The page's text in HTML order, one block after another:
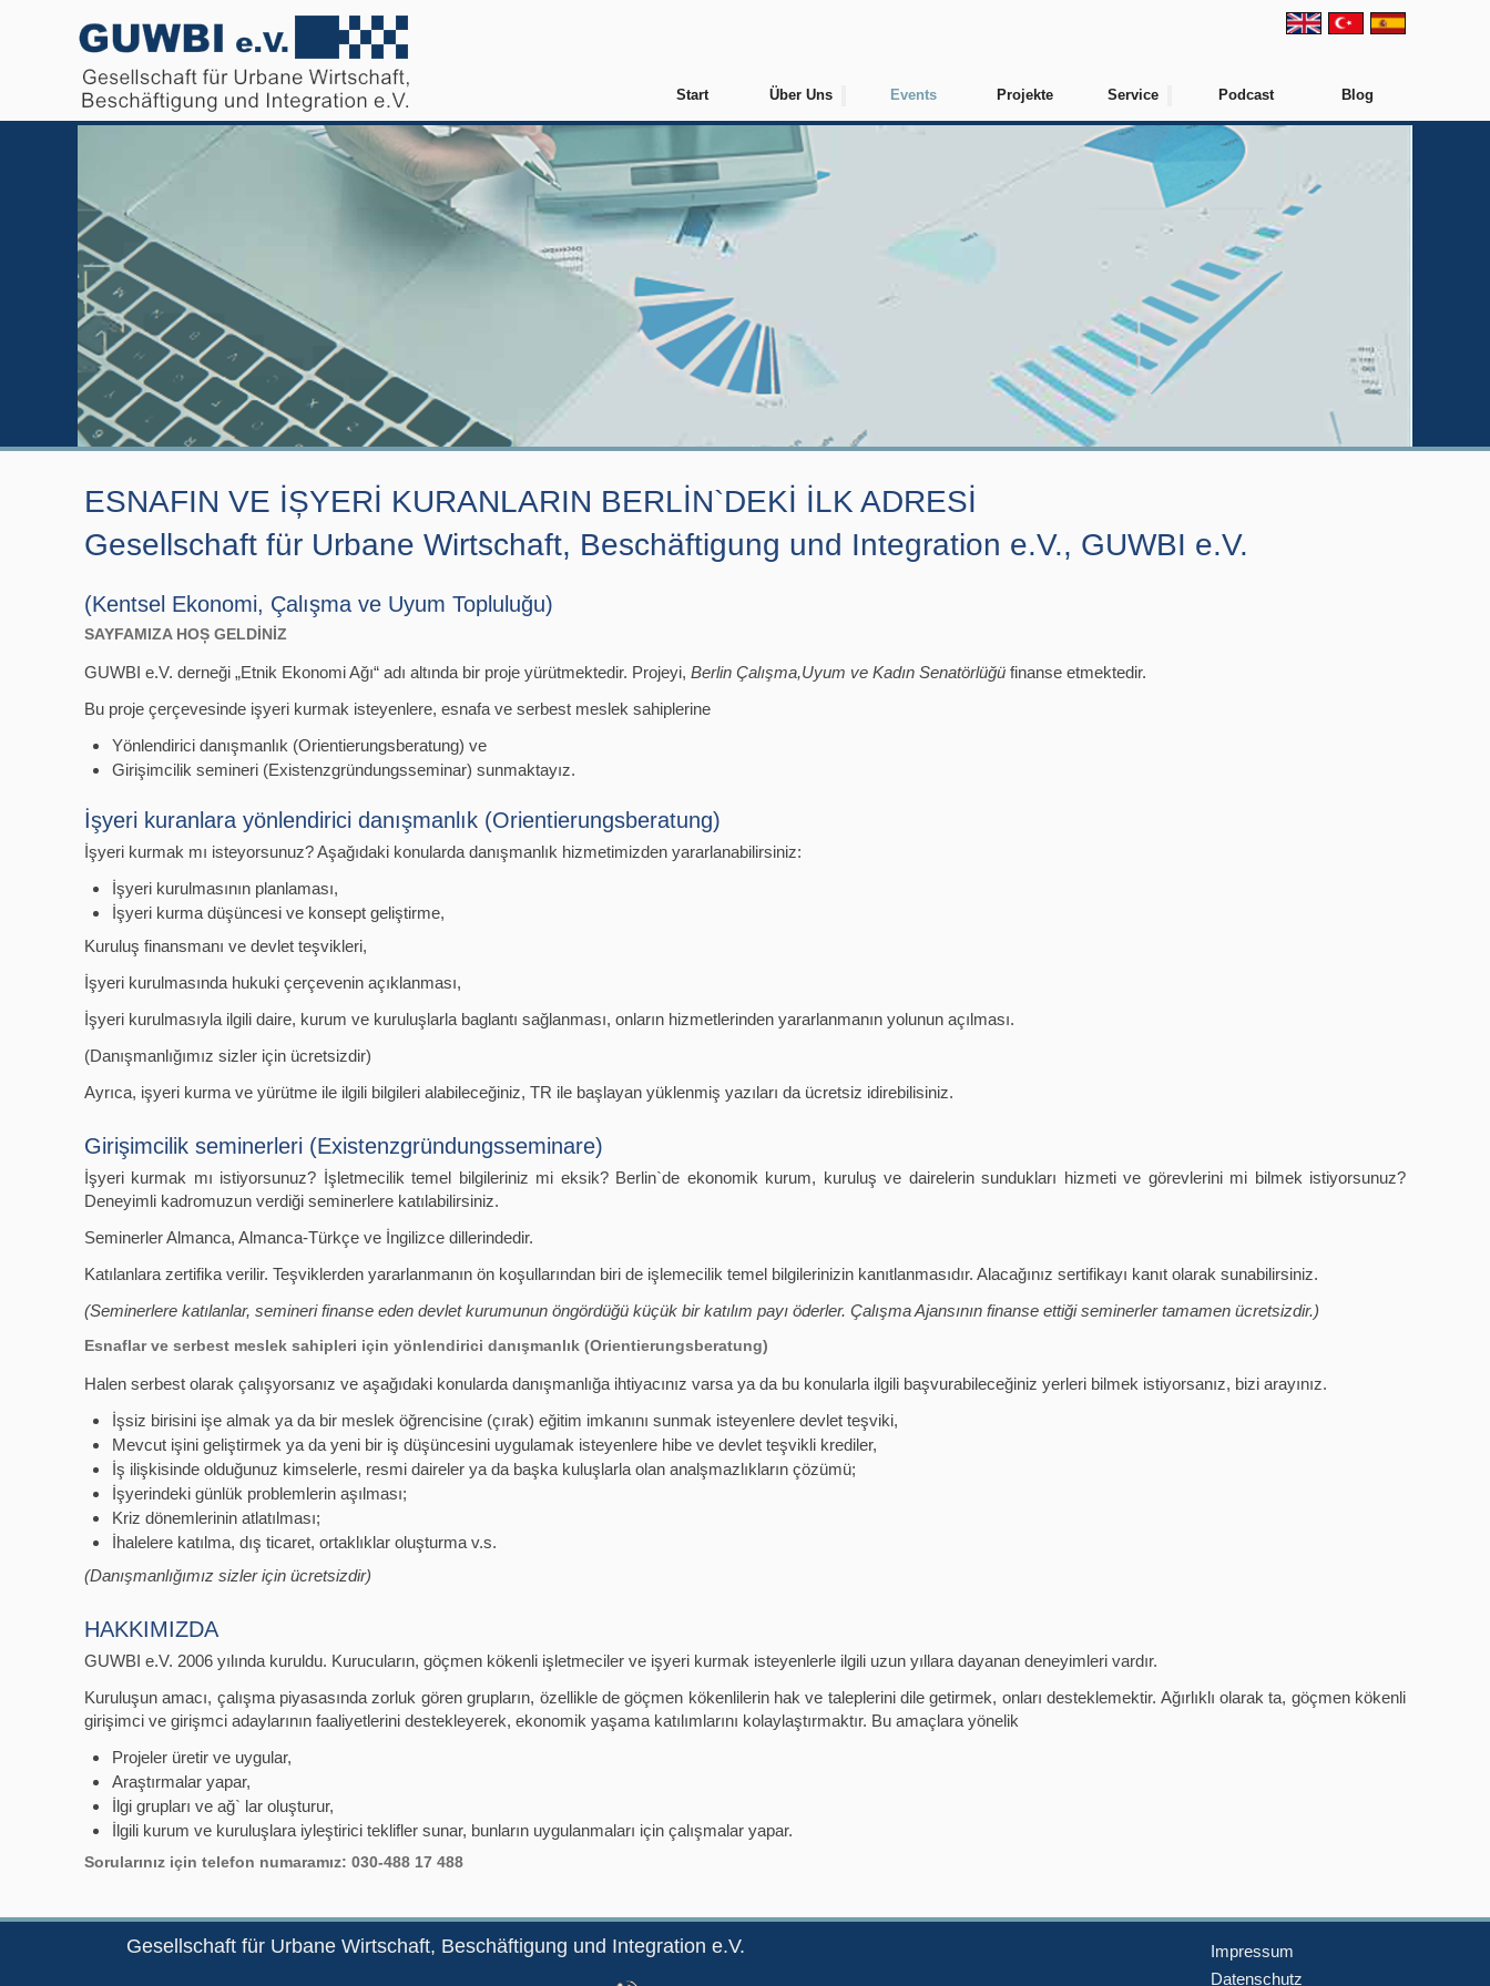
Start Über Uns Events Projekte Service Podcast Blog
ESNAFIN VE İȘYERİ KURANLARIN BERLİN`DEKİ İLK ADRESİ
Gesellschaft für Urbane Wirtschaft, Beschäftigung und Integration e.V., GUWBI e.V.
(Kentsel Ekonomi, Çalışma ve Uyum Topluluğu)
SAYFAMIZA HOȘ GELDİNİZ
GUWBI e.V. derneği „Etnik Ekonomi Ağı“ adı altında bir proje yürütmektedir. Projeyi, Berlin Çalışma,Uyum ve Kadın Senatörlüğü finanse etmektedir.
Bu proje çerçevesinde işyeri kurmak isteyenlere, esnafa ve serbest meslek sahiplerine
Yönlendirici danışmanlık (Orientierungsberatung) ve
Girişimcilik semineri (Existenzgründungsseminar) sunmaktayız.
İşyeri kuranlara yönlendirici danışmanlık (Orientierungsberatung)
İşyeri kurmak mı isteyorsunuz? Aşağıdaki konularda danışmanlık hizmetimizden yararlanabilirsiniz:
İşyeri kurulmasının planlaması,
İşyeri kurma düşüncesi ve konsept geliştirme,
Kuruluş finansmanı ve devlet teşvikleri,
İşyeri kurulmasında hukuki çerçevenin açıklanması,
İşyeri kurulmasıyla ilgili daire, kurum ve kuruluşlarla baglantı sağlanması, onların hizmetlerinden yararlanmanın yolunun açılması.
(Danışmanlığımız sizler için ücretsizdir)
Ayrıca, işyeri kurma ve yürütme ile ilgili bilgileri alabileceğiniz, TR ile başlayan yüklenmiş yazıları da ücretsiz idirebilisiniz.
Girişimcilik seminerleri (Existenzgründungsseminare)
İşyeri kurmak mı istiyorsunuz? İşletmecilik temel bilgileriniz mi eksik? Berlin`de ekonomik kurum, kuruluş ve dairelerin sundukları hizmeti ve görevlerini mi bilmek istiyorsunuz?
Deneyimli kadromuzun verdiği seminerlere katılabilirsiniz.
Seminerler Almanca, Almanca-Türkçe ve İngilizce dillerindedir.
Katılanlara zertifika verilir. Teşviklerden yararlanmanın ön koşullarından biri de işlemecilik temel bilgilerinizin kanıtlanmasıdır. Alacağınız sertifikayı kanıt olarak sunabilirsiniz.
(Seminerlere katılanlar, semineri finanse eden devlet kurumunun öngördüğü küçük bir katılım payı öderler. Çalışma Ajansının finanse ettiği seminerler tamamen ücretsizdir.)
Esnaflar ve serbest meslek sahipleri için yönlendirici danışmanlık (Orientierungsberatung)
Halen serbest olarak çalışyorsanız ve aşağıdaki konularda danışmanlığa ihtiyacınız varsa ya da bu konularla ilgili başvurabileceğiniz yerleri bilmek istiyorsanız, bizi arayınız.
İşsiz birisini işe almak ya da bir meslek öğrencisine (çırak) eğitim imkanını sunmak isteyenlere devlet teşviki,
Mevcut işini geliştirmek ya da yeni bir iş düşüncesini uygulamak isteyenlere hibe ve devlet teşvikli krediler,
İş ilişkisinde olduğunuz kimselerle, resmi daireler ya da başka kuluşlarla olan analşmazlıkların çözümü;
İşyerindeki günlük problemlerin aşılması;
Kriz dönemlerinin atlatılması;
İhalelere katılma, dış ticaret, ortaklıklar oluşturma v.s.
(Danışmanlığımız sizler için ücretsizdir)
HAKKIMIZDA
GUWBI e.V. 2006 yılında kuruldu. Kurucuların, göçmen kökenli işletmeciler ve işyeri kurmak isteyenlerle ilgili uzun yıllara dayanan deneyimleri vardır.
Kuruluşun amacı, çalışma piyasasında zorluk gören grupların, özellikle de göçmen kökenlilerin hak ve taleplerini dile getirmek, onları desteklemektir. Ağırlıklı olarak ta, göçmen kökenli
girişimci ve girişmci adaylarının faaliyetlerini destekleyerek, ekonomik yaşama katılımlarını kolaylaştırmaktır. Bu amaçlara yönelik
Projeler üretir ve uygular,
Araştırmalar yapar,
İlgi grupları ve ağ` lar oluşturur,
İlgili kurum ve kuruluşlara iyleştirici teklifler sunar, bunların uygulanmaları için çalışmalar yapar.
Sorularınız için telefon numaramız: 030-488 17 488
Gesellschaft für Urbane Wirtschaft, Beschäftigung und Integration e.V.
Impressum
Datenschutz